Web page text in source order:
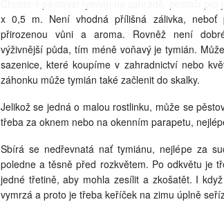
x 0,5 m. Není vhodná přílišná zálivka, neboť
přirozenou vůni a aroma. Rovněž není
výživnější půda, tím méně voňavý je tymián.
sazenice, které koupíme v zahradnictví nebo
záhonku může tymián také začlenit do skalky.
Jelikož se jedná o malou rostlinku, může se
třeba za oknem nebo na okenním parapetu,
Sbírá se nedřevnatá nať tymiánu, nejlépe za
poledne a těsně před rozkvětem. Po odkvětu je
jedné třetině, aby mohla zesílit a zkošatět. I
vymrzá a proto je třeba keříček na zimu úplně